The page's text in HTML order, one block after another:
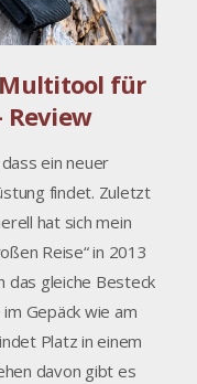
für
Review
ein neuer
findet. Zuletzt
hat sich mein
Reise“ in 2013
das gleiche Besteck
Gepäck wie am
Platz in einem
davon gibt es